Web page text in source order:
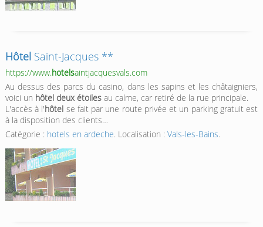
HôtelSaint-Jacques **
https://www.hotelsaintjacquesvals.com
Au dessus des parcs du casino, dans les sapins et les châtaigniers,
voici un hôtel deux étoilesau calme, car retiré de la rue principale.
L'accès à l'hôtel se fait par une route privée et un parking gratuit est
à la disposition des clients…
Catégorie : hotels en ardeche. Localisation : Vals-les-Bains.